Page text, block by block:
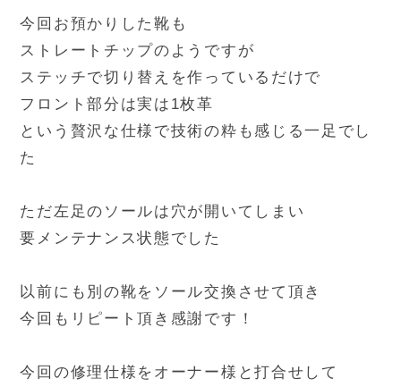
今回お預かりした靴も
ストレートチップのようですが
ステッチで切り替えを作っているだけで
フロント部分は実は1枚革
という贅沢な仕様で技術の粋も感じる一足でし
た
ただ左足のソールは穴が開いてしまい
要メンテナンス状態でした
以前にも別の靴をソール交換させて頂き
今回もリピート頂き感謝です！
今回の修理仕様をオーナー様と打合せして